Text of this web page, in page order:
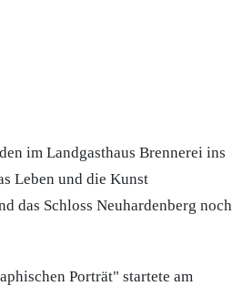
im Landgasthaus Brennerei ins
Leben und die Kunst
das Schloss Neuhardenberg noch
Porträt" startete am